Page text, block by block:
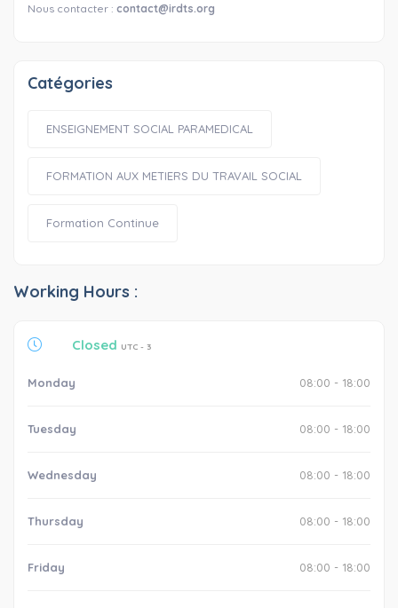
Nous contacter : contact@irdts.org
Catégories
ENSEIGNEMENT SOCIAL PARAMEDICAL
FORMATION AUX METIERS DU TRAVAIL SOCIAL
Formation Continue
Working Hours :
Closed UTC - 3
Monday 08:00 - 18:00
Tuesday 08:00 - 18:00
Wednesday 08:00 - 18:00
Thursday 08:00 - 18:00
Friday 08:00 - 18:00